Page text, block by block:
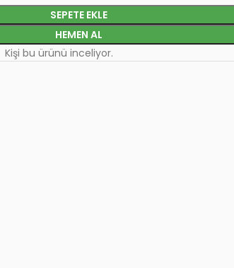
SEPETE EKLE
HEMEN AL
Kişi bu ürünü inceliyor.